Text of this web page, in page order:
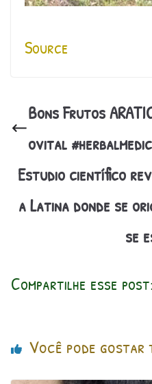
Source
Bons Frutos
ovital
Estudio científico
a Latina donde se
se
Compartilhe esse post:
Você pode gostar